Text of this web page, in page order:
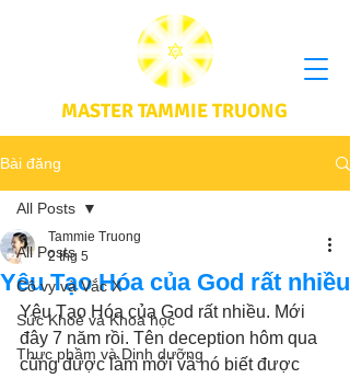
MASTER TAMMIE TRUONG
Bài đăng
All Posts
Cô vy và Vắc X
Sức Khoẻ và Khoa học
Thực phầm và Dinh dưỡng
All Posts
Yêu Tạo Hóa của God rất nhiều
Tammie Truong
2 thg 5
Yêu Tạo Hóa của God rất nhiều. Mới
đây 7 năm rồi. Tên deception hôm qua
cũng được làm mới và nó biết được